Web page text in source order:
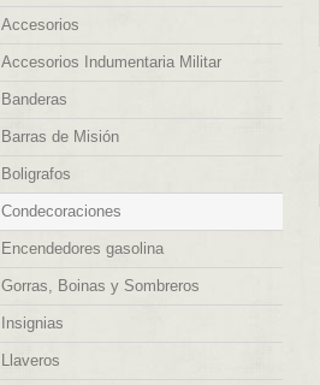
Accesorios
Accesorios Indumentaria Militar
Banderas
Barras de Misión
Boligrafos
Condecoraciones
Encendedores gasolina
Gorras, Boinas y Sombreros
Insignias
Llaveros